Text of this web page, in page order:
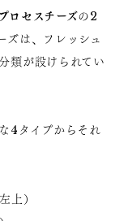
プロセスチーズの2
ズは、フレッシュ
類が設けられてい
4タイプからそれ
上）